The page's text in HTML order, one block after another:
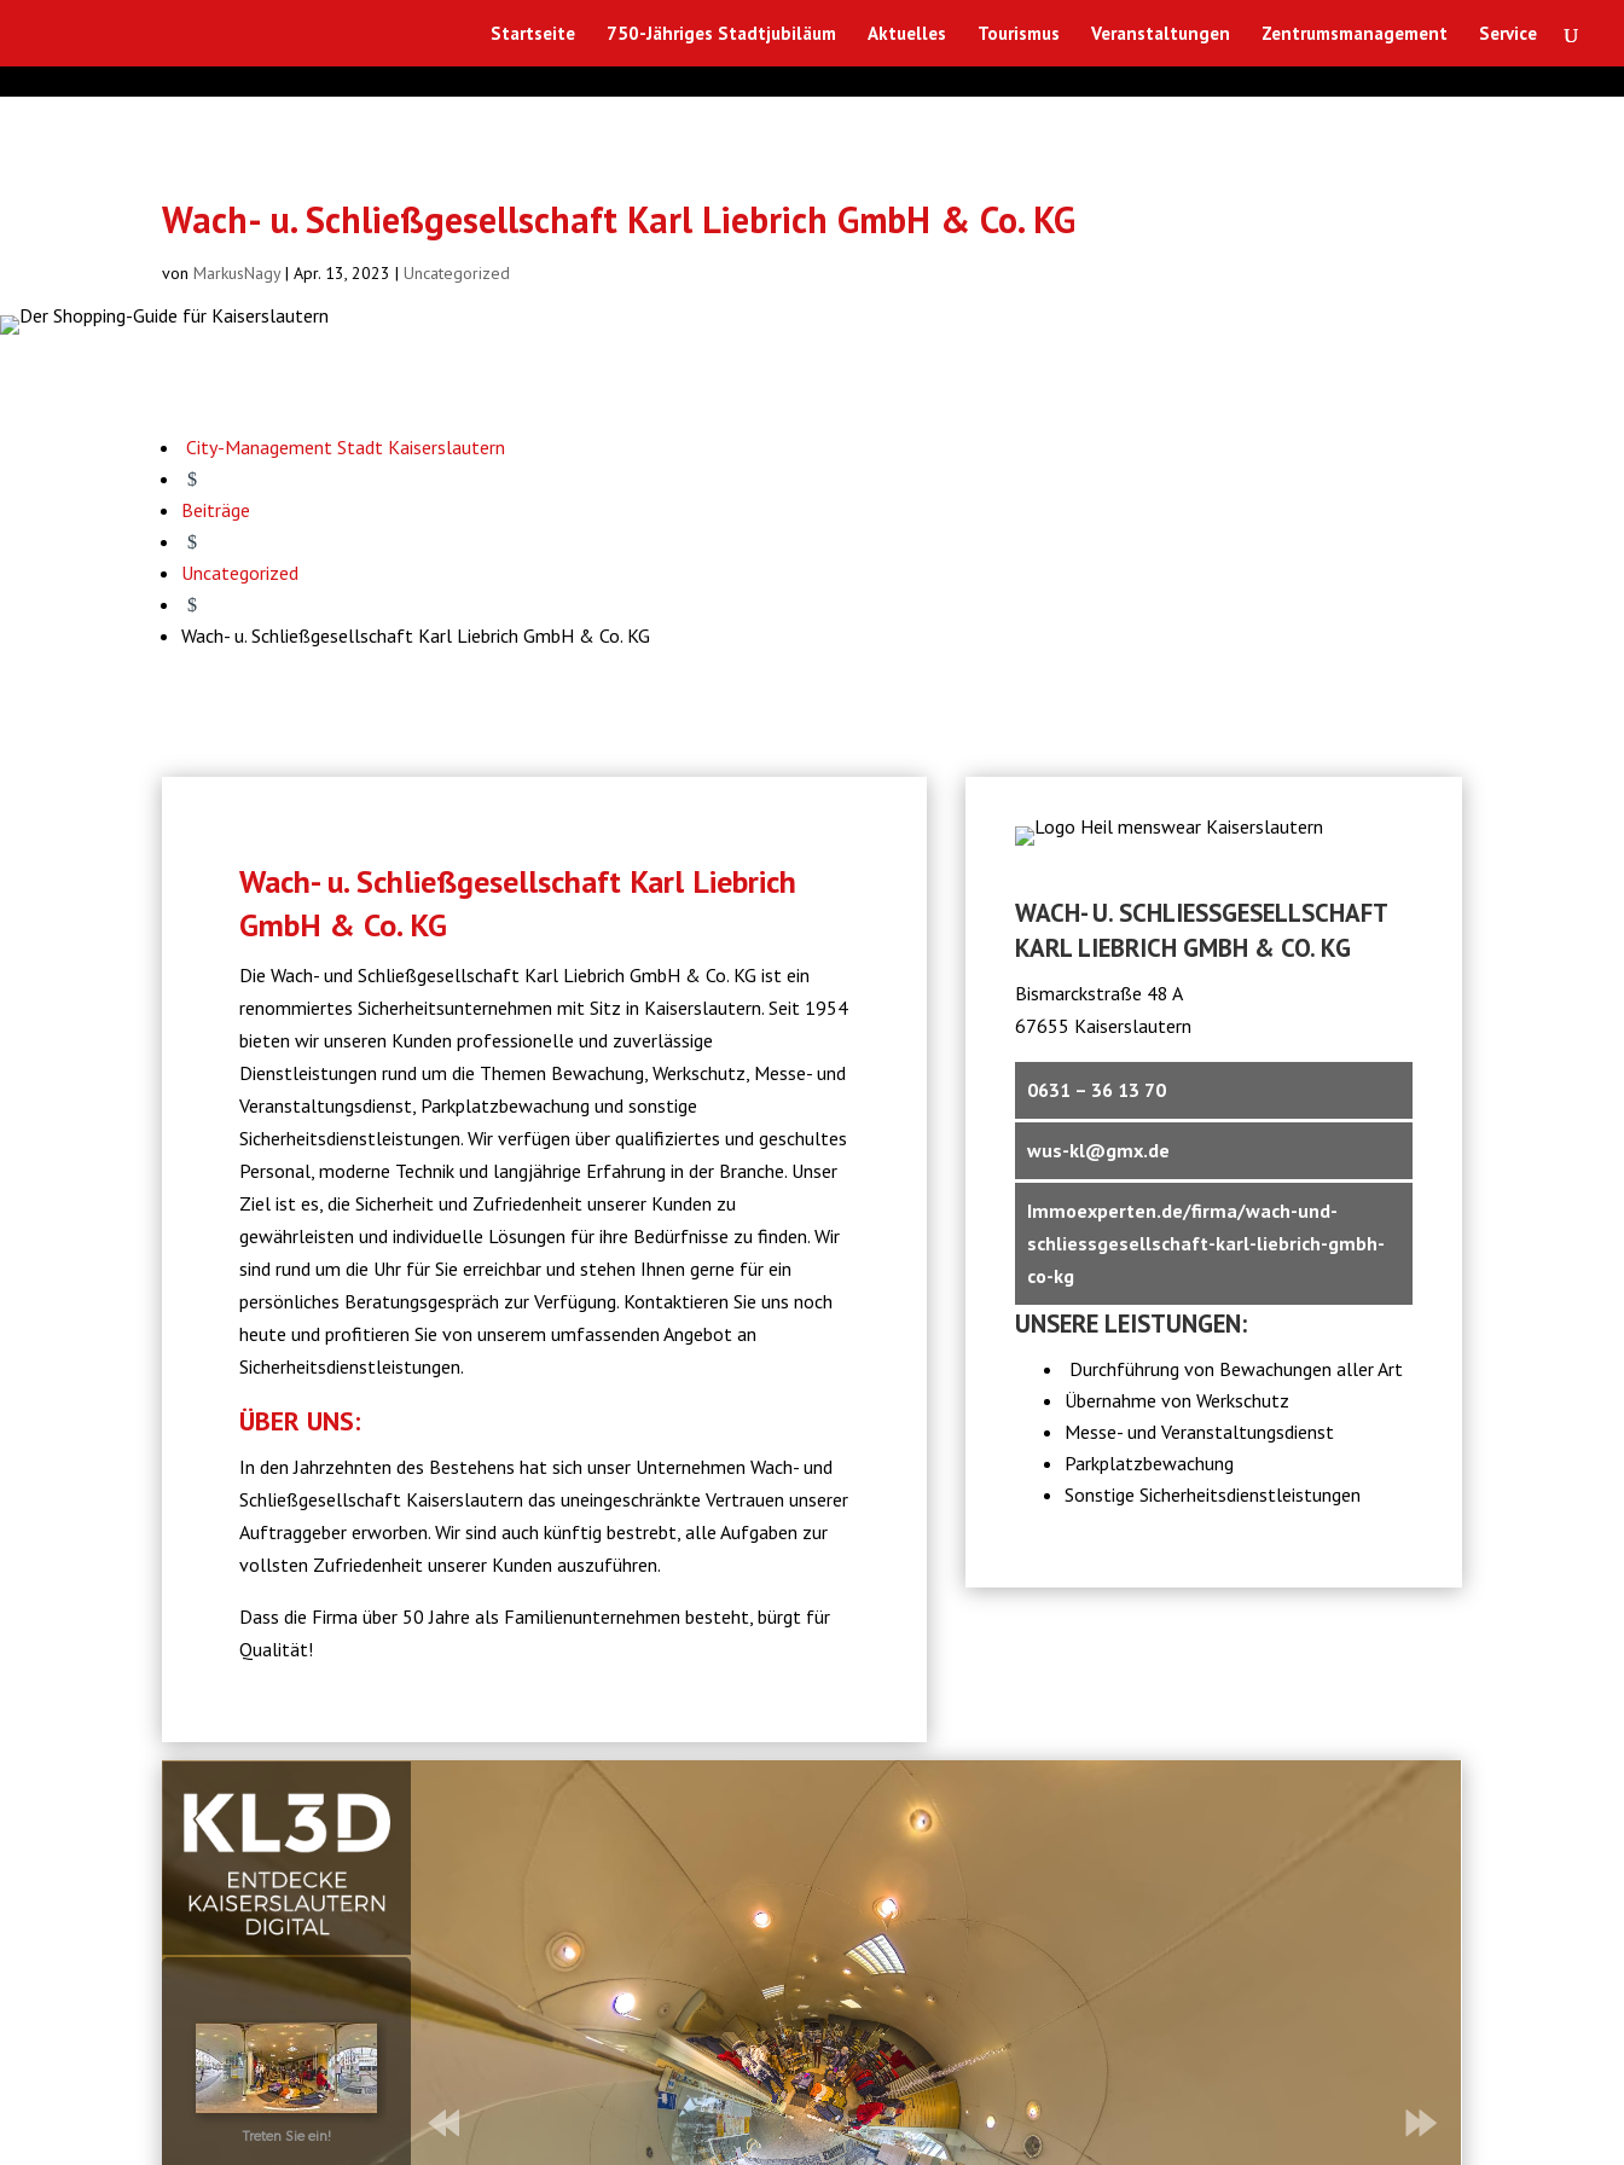
Startseite 750-Jähriges Stadtjubiläum Aktuelles Tourismus Veranstaltungen Zentrumsmanagement Service
Wach- u. Schließgesellschaft Karl Liebrich GmbH & Co. KG
vonMarkusNagy|Apr. 13, 2023 |Uncategorized
City-Management Stadt Kaiserslautern
$
Beiträge
$
Uncategorized
$
Wach- u. Schließgesellschaft Karl Liebrich GmbH & Co. KG
Wach- u. Schließgesellschaft Karl Liebrich
GmbH & Co. KG
Die Wach- und Schließgesellschaft Karl Liebrich GmbH & Co. KG ist ein
renommiertes Sicherheitsunternehmen mit Sitz in Kaiserslautern. Seit 1954
bieten wir unseren Kunden professionelle und zuverlässige
Dienstleistungen rund um die Themen Bewachung, Werkschutz, Messe- und
Veranstaltungsdienst, Parkplatzbewachung und sonstige
Sicherheitsdienstleistungen. Wir verfügen über qualifiziertes und geschultes
Personal, moderne Technik und langjährige Erfahrung in der Branche. Unser
Ziel ist es, die Sicherheit und Zufriedenheit unserer Kunden zu
gewährleisten und individuelle Lösungen für ihre Bedürfnisse zu finden. Wir
sind rund um die Uhr für Sie erreichbar und stehen Ihnen gerne für ein
persönliches Beratungsgespräch zur Verfügung. Kontaktieren Sie uns noch
heute und profitieren Sie von unserem umfassenden Angebot an
Sicherheitsdienstleistungen.
ÜBER UNS:
In den Jahrzehnten des Bestehens hat sich unser Unternehmen Wach- und
Schließgesellschaft Kaiserslautern das uneingeschränkte Vertrauen unserer
Auftraggeber erworben. Wir sind auch künftig bestrebt, alle Aufgaben zur
vollsten Zufriedenheit unserer Kunden auszuführen.
Dass die Firma über 50 Jahre als Familienunternehmen besteht, bürgt für
Qualität!
WACH- U. SCHLIESSGESELLSCHAFT K
ARL LIEBRICH GMBH & CO. KG
Bismarckstraße 48 A
67655 Kaiserslautern
0631 – 36 13 70
wus-kl@gmx.de
Immoexperten.de/firma/wach-und-
schliessgesellschaft-karl-liebrich-gmbh-
co-kg
UNSERE LEISTUNGEN:
Durchführung von Bewachungen aller Art
Übernahme von Werkschutz
Messe- und Veranstaltungsdienst
Parkplatzbewachung
Sonstige Sicherheitsdienstleistungen